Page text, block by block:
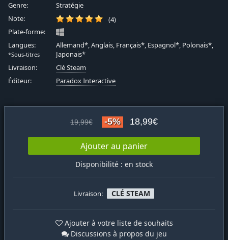
Genre:
Stratégie
Note:
(4)
Plate-forme:
Langues:
*Sous-titres
Allemand*, Anglais, Français*, Espagnol*, Polonais*,
Japonais*
Livraison:
Clé Steam
Éditeur:
Paradox Interactive
19,99€ -5% 18,99€
Ajouter au panier
Disponibilité : en stock
Livraison: CLÉ STEAM
Ajouter à votre liste de souhaits
Discussions à propos du jeu